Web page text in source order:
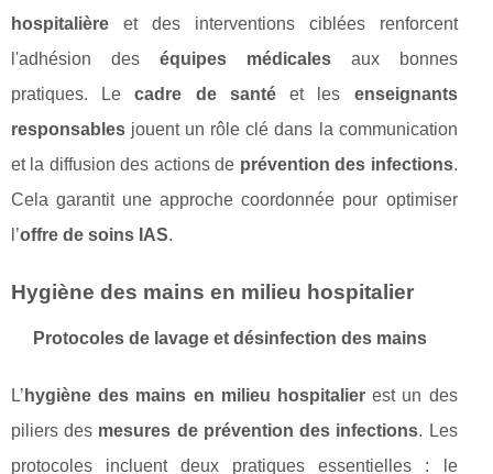
hospitalière et des interventions ciblées renforcent
l'adhésion des équipes médicalesaux bonnes
pratiques. Lecadre de santéet les enseignants
responsables jouent un rôle clé dans la communication
et la diffusion des actions de prévention des infections.
Cela garantit une approche coordonnée pour optimiser
l’offre de soins IAS.
Hygiène des mains en milieu hospitalier
Protocoles de lavage et désinfection des mains
L’ hygiène des mains en milieu hospitalier est un des
piliers des mesures de prévention des infections. Les
protocoles incluent deux pratiques essentielles : le